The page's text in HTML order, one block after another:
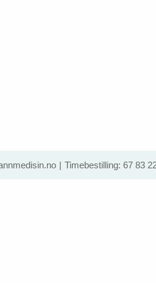
Timebestilling: 67 83